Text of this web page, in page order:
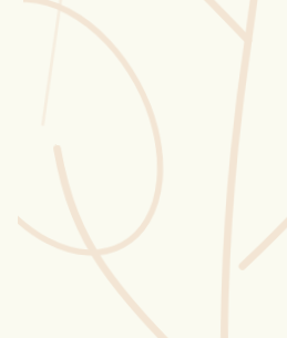
Challenges
Wusstest du?
Sammlungen
Selber machen